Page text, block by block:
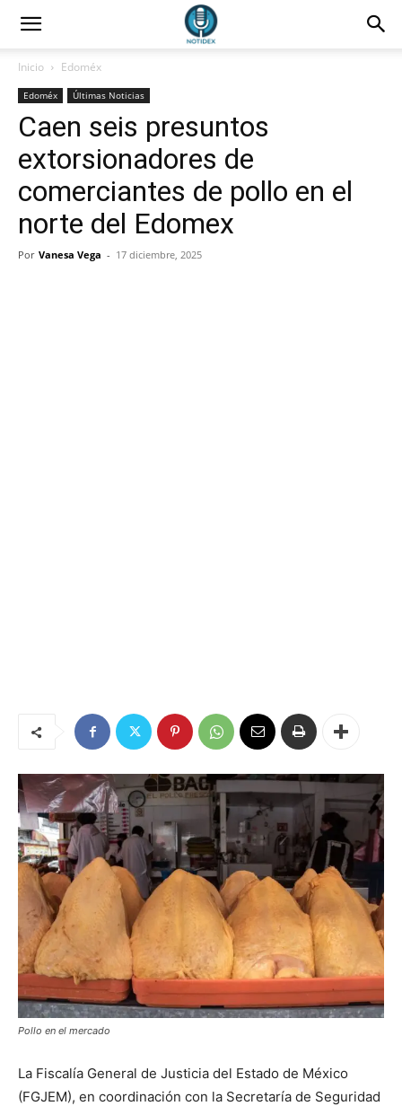
Inicio Edoméx
Edoméx Últimas Noticias
Caen seis presuntos
extorsionadores de
comerciantes de pollo en el
norte del Edomex
Por Vanesa Vega - 17 diciembre, 2025
Pollo en el mercado
La Fiscalía General de Justicia del Estado de México
(FGJEM), en coordinación con la Secretaría de Seguridad